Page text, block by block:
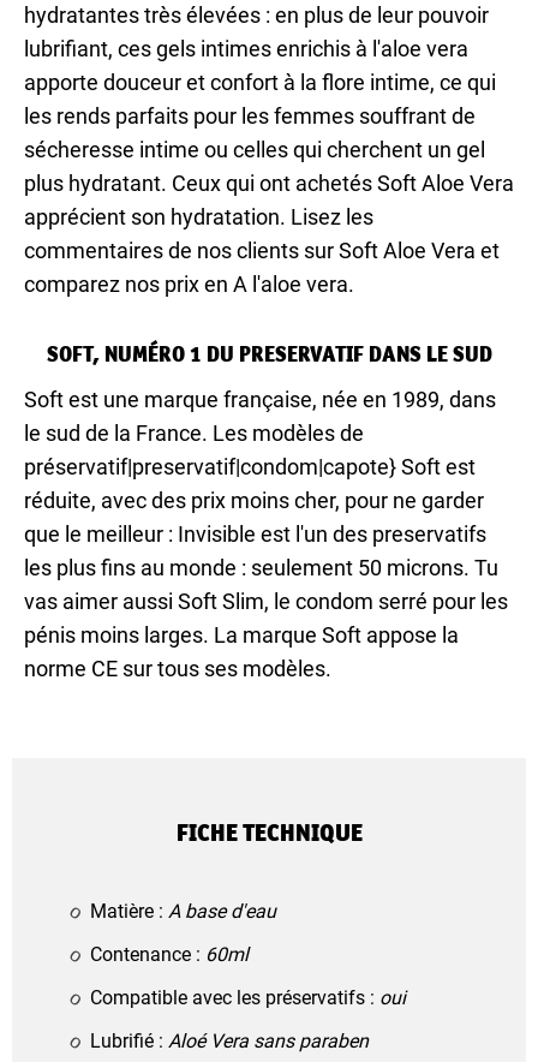
hydratantes très élevées : en plus de leur pouvoir
lubrifiant, ces gels intimes enrichis à l'aloe vera
apporte douceur et confort à la flore intime, ce qui
les rends parfaits pour les femmes souffrant de
sécheresse intime ou celles qui cherchent un gel
plus hydratant. Ceux qui ont achetés Soft Aloe Vera
apprécient son hydratation. Lisez les
commentaires de nos clients sur Soft Aloe Vera et
comparez nos prix en A l'aloe vera.
SOFT, NUMÉRO 1 DU PRESERVATIF DANS LE SUD
Soft est une marque française, née en 1989, dans
le sud de la France. Les modèles de
préservatif|preservatif|condom|capote} Soft est
réduite, avec des prix moins cher, pour ne garder
que le meilleur : Invisible est l'un des preservatifs
les plus fins au monde : seulement 50 microns. Tu
vas aimer aussi Soft Slim, le condom serré pour les
pénis moins larges. La marque Soft appose la
norme CE sur tous ses modèles.
FICHE TECHNIQUE
Matière : A base d'eau
Contenance : 60ml
Compatible avec les préservatifs : oui
Lubrifié : Aloé Vera sans paraben